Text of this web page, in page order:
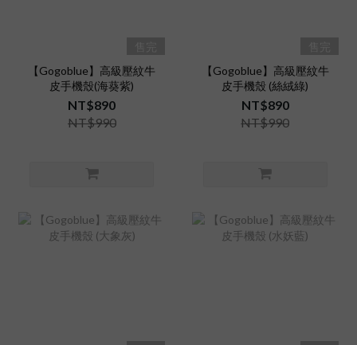
【Gogoblue】高級壓紋牛
皮手機殼(海葵紫)
NT$890
NT$990
【Gogoblue】高級壓紋牛
皮手機殼 (絲絨綠)
NT$890
NT$990